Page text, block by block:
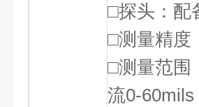
□探头：配
□测量精度
□测量范围
流0-60mils